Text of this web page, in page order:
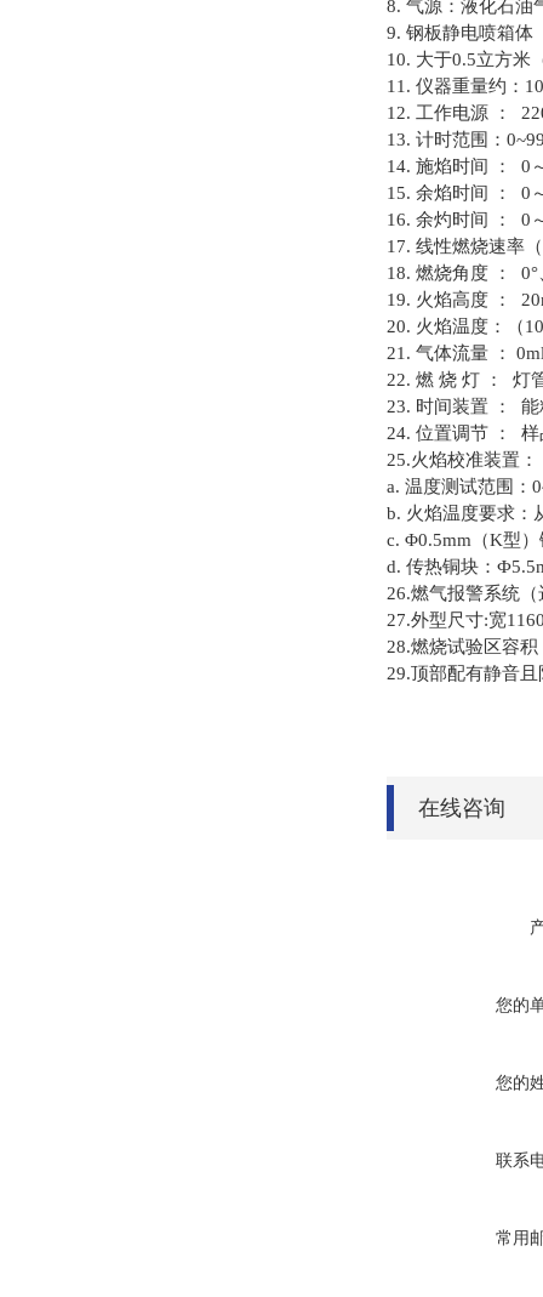
8. 气源：液化石油
9. 钢板静电喷箱体
10. 大于0.5立方米
11. 仪器重量约：
12. 工作电源 ：
13. 计时范围：
14. 施焰时间 ： 0
15. 余焰时间 ： 0
16. 余灼时间 ： 0
17. 线性燃烧速率
18. 燃烧角度 ： 0°
19. 火焰高度 ：
20. 火焰温度：（
21. 气体流量 ：
22. 燃 烧 灯 ： 灯
23. 时间装置 ： 能
24. 位置调节 ：
25.火焰校准装置
a. 温度测试范围：
b. 火焰温度要求
c. Φ0.5mm（K型
d. 传热铜块：
26.燃气报警系统（
27.外型尺寸:宽
28.燃烧试验区容
29.顶部配有静音
在线咨询
您的
您的
联系
常用